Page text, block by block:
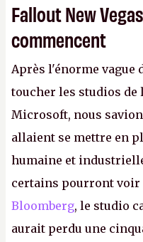
Fallout New
commencent
Après l'énorme vague
toucher les studios de
Microsoft, nous
allaient se mettre en
humaine et
certains pourront voir
Bloomberg, le studio
aurait perdu une